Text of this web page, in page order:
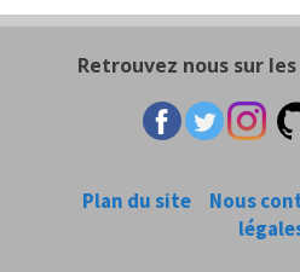
Retrouvez nous sur
Plan du site Nous